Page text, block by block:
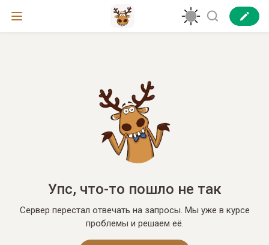
Упс, что-то пошло не так
Сервер перестал отвечать на запросы. Мы уже в курсе
проблемы и решаем её.